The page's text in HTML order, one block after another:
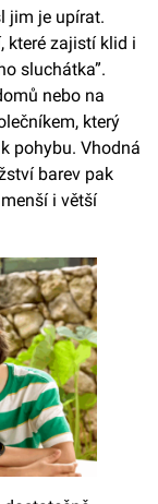
jim je upírat.
které zajistí klid i
sluchátka”.
nebo na
který
pohybu. Vhodná
barev pak
i větší